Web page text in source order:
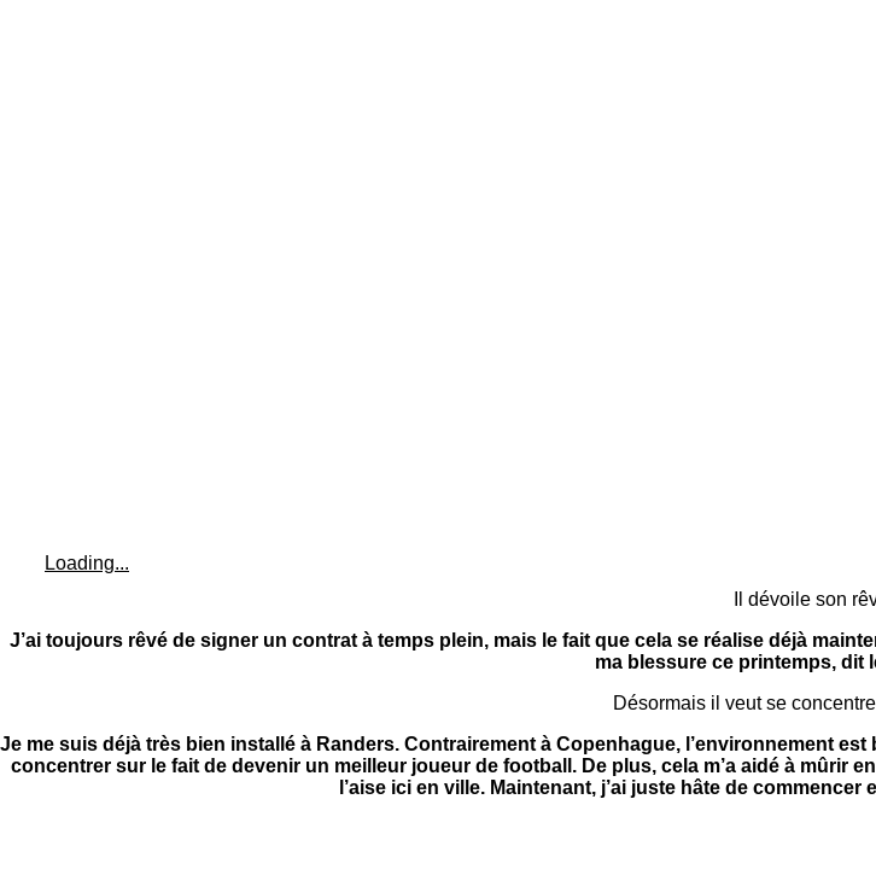
Loading...
Il dévoile son
J’ai toujours rêvé de signer un contrat à temps plein, mais le fait que cela se réalise déjà
ma blessure ce printemps, dit
Désormais il veut se
Je me suis déjà très bien installé à Randers. Contrairement à Copenhague, l’environnement
concentrer sur le fait de devenir un meilleur joueur de football. De plus, cela m’a aidé à mûrir
l’aise ici en ville. Maintenant, j’ai juste hâte de